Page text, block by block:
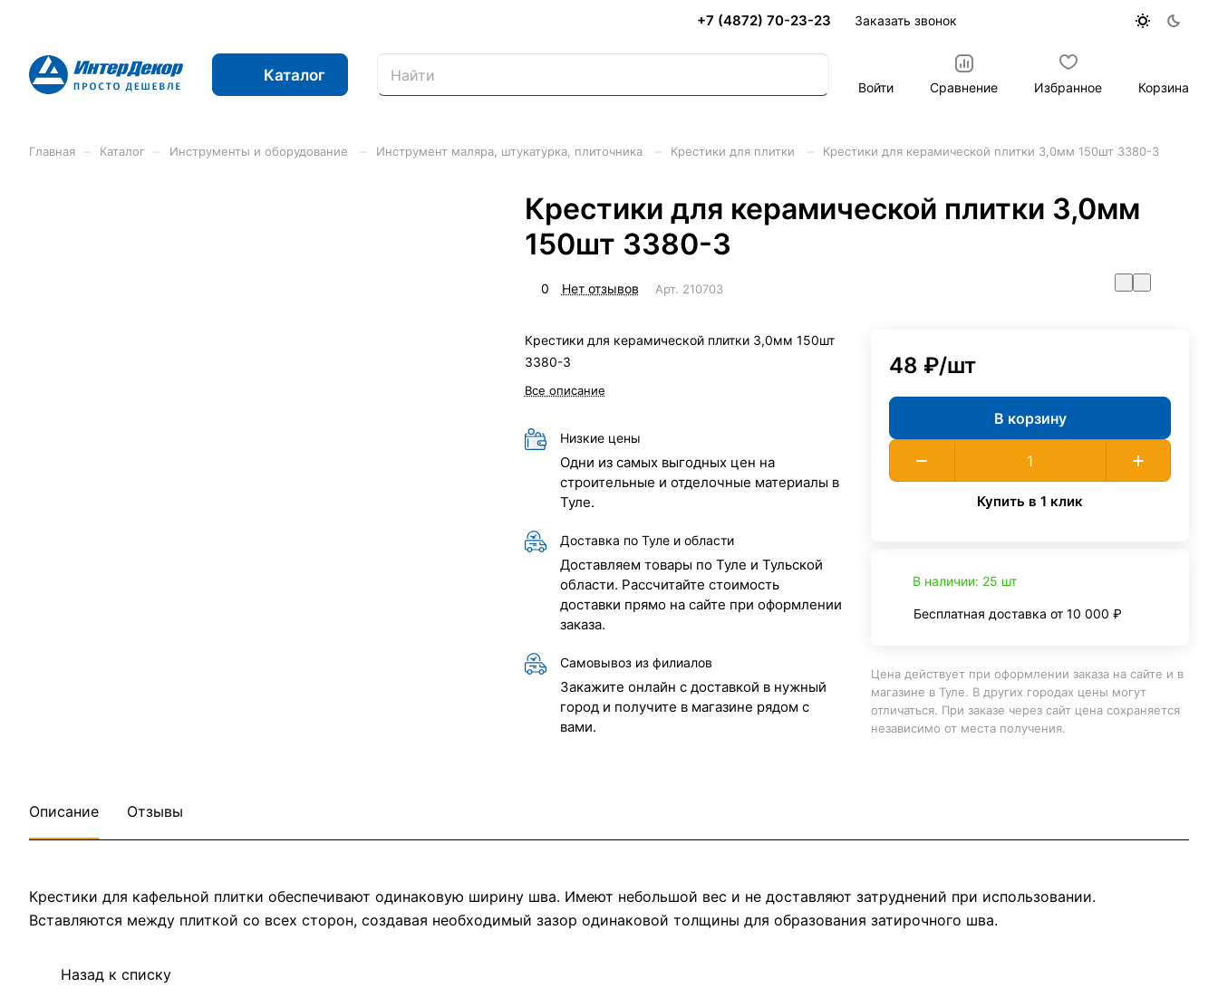
+7 (4872) 70-23-23 Заказать звонок
Каталог
Войти Сравнение Избранное Корзина
Главная Каталог Инструменты и оборудование Инструмент маляра, штукатурка, плиточника Крестики для плитки Крестики для керамической плитки 3,0мм 150шт 3380-3
Крестики для керамической плитки 3,0мм
150шт 3380-3
0 Нет отзывов Арт. 210703
Крестики для керамической плитки 3,0мм 150шт
3380-3
Все описание
Низкие цены
Одни из самых выгодных цен на
строительные и отделочные материалы в
Туле.
Доставка по Туле и области
Доставляем товары по Туле и Тульской
области. Рассчитайте стоимость
доставки прямо на сайте при оформлении
заказа.
Самовывоз из филиалов
Закажите онлайн с доставкой в нужный
город и получите в магазине рядом с
вами.
48 ₽/шт
В корзину
Купить в 1 клик
В наличии: 25 шт
Бесплатная доставка от 10 000 ₽
Цена действует при оформлении заказа на сайте и в
магазине в Туле. В других городах цены могут
отличаться. При заказе через сайт цена сохраняется
независимо от места получения.
Описание Отзывы
Крестики для кафельной плитки обеспечивают одинаковую ширину шва. Имеют небольшой вес и не доставляют затруднений при использовании.
Вставляются между плиткой со всех сторон, создавая необходимый зазор одинаковой толщины для образования затирочного шва.
Назад к списку